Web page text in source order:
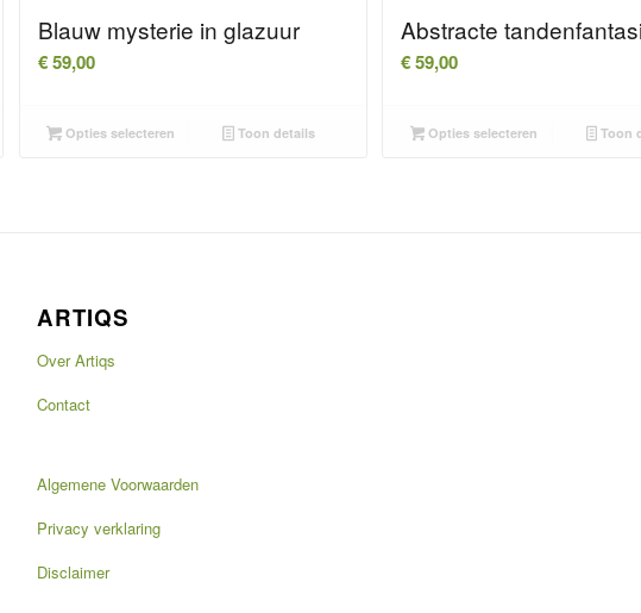
Blauw mysterie in glazuur
€59,00
Opties selecteren Toon details
Abstracte
€59,00
Opties selecteren Toon
ARTIQS
Over Artiqs
Contact
Algemene Voorwaarden
Privacy verklaring
Disclaimer